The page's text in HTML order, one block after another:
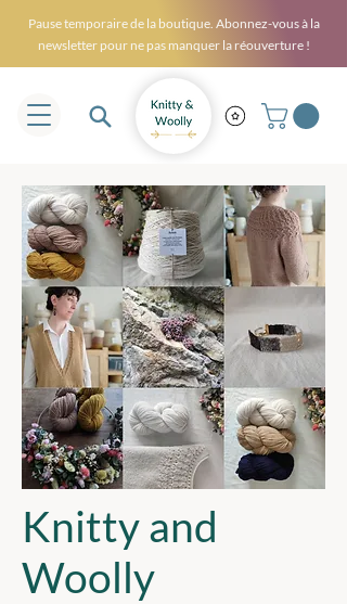
Pause temporaire de la boutique. Abonnez-vous à la
newsletter pour ne pas manquer la réouverture !
Knitty and
Woolly